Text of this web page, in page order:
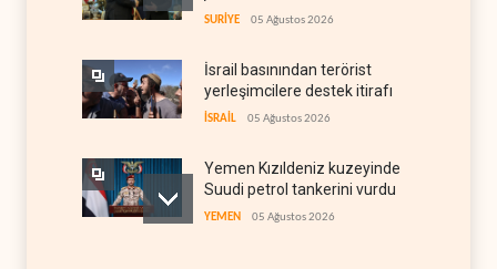
SURİYE 05 Ağustos 2026
İsrail basınından terörist
yerleşimcilere destek itirafı
İSRAİL 05 Ağustos 2026
Yemen Kızıldeniz kuzeyinde
Suudi petrol tankerini vurdu
YEMEN 05 Ağustos 2026